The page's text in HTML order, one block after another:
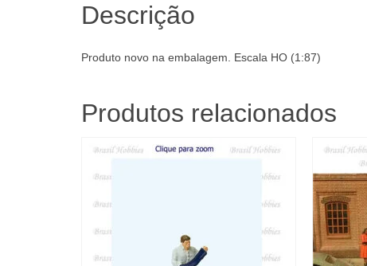
Descrição
Produto novo na embalagem. Escala HO (1:87)
Produtos relacionados